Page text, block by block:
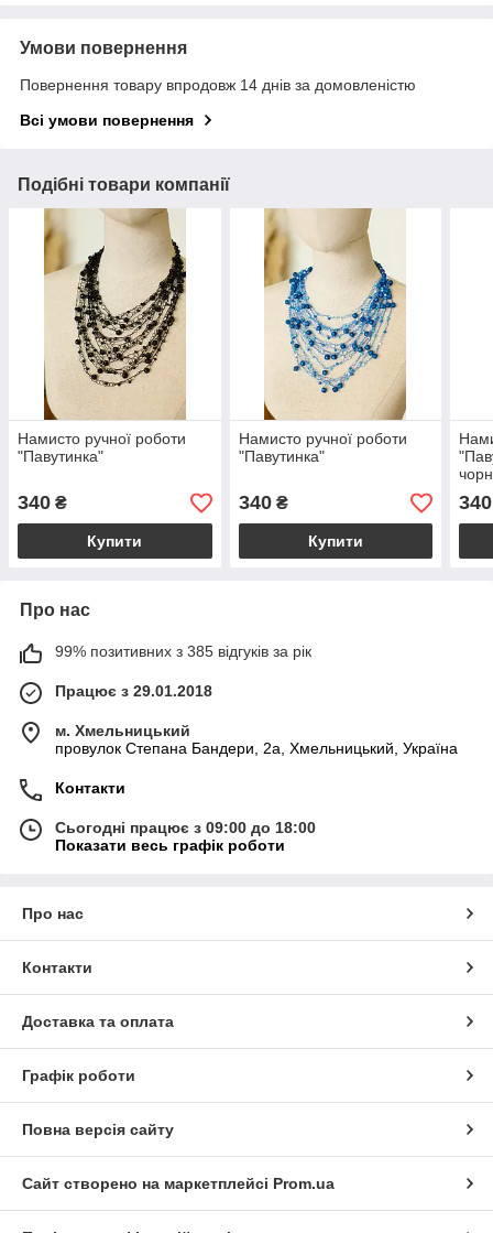
Умови повернення
Повернення товару впродовж 14 днів за домовленістю
Всі умови повернення
Подібні товари компанії
Намисто ручної роботи
"Павутинка"
340 ₴
Купити
Намисто ручної роботи
"Павутинка"
340₴
Купити
340
Про нас
99% позитивних з 385 відгуків за рік
Працює з 29.01.2018
м. Хмельницький
провулок Степана Бандери, 2a, Хмельницький, Україна
Контакти
Сьогодні працює з 09:00 до 18:00
Показати весь графік роботи
Про нас
Контакти
Доставка та оплата
Графік роботи
Повна версія сайту
Сайт створено на маркетплейсі Prom.ua